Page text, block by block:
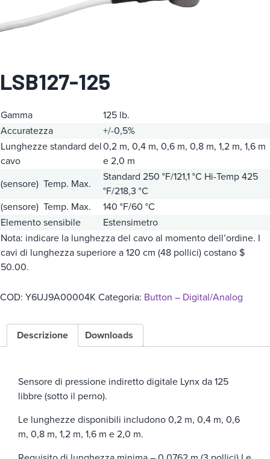
o
aLSB127-125
Gamma
125 lb.
Accuratezza
+/-0,5%
Lunghezze standard del
cavo
0,2 m, 0,4 m, 0,6 m, 0,8 m, 1,2 m, 1,6 m
e 2,0 m
(sensore) Temp. Max.
Standard 250 °F/121,1 °C Hi-Temp 425
°F/218,3 °C
(sensore) Temp. Max.
140 °F/60 °C
Elemento sensibile
Estensimetro
Nota: indicare la lunghezza del cavo al momento dell’ordine. I
cavi di lunghezza superiore a 120 cm (48 pollici) costano $
50.00.
COD: Y6UJ9A00004K Categoria: Button – Digital/Analog
Descrizione Downloads
Sensore di pressione indiretto digitale Lynx da 125
libbre (sotto il perno).
Le lunghezze disponibili includono 0,2 m, 0,4 m, 0,6
m, 0,8 m, 1,2 m, 1,6 m e 2,0 m.